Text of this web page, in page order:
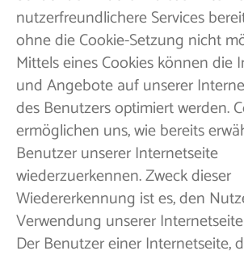
nutzerfreundlichere Services
ohne die Cookie-Setzung nicht
Mittels eines Cookies können die
und Angebote auf unserer
des Benutzers optimiert werden.
ermöglichen uns, wie bereits
Benutzer unserer Internetseite
wiederzuerkennen. Zweck dieser
Wiedererkennung ist es, den
Verwendung unserer
Der Benutzer einer Internetseite,